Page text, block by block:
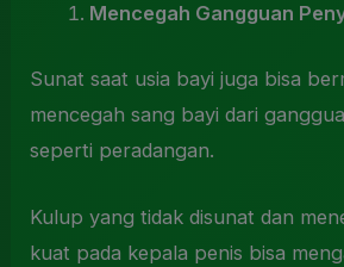
Mencegah Gangguan
Sunat saat usia bayi juga bisa
mencegah sang bayi dari
seperti peradangan.
Kulup yang tidak disunat dan
kuat pada kepala penis bisa